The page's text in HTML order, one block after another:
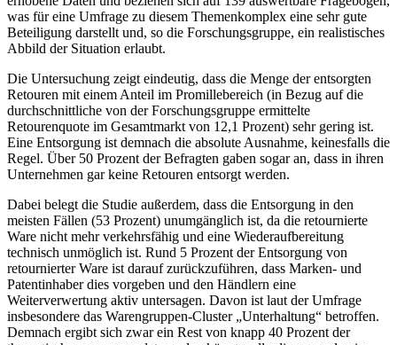
was für eine Umfrage zu diesem Themenkomplex eine sehr gute
Beteiligung darstellt und, so die Forschungsgruppe, ein realistisches
Abbild der Situation erlaubt.
Die Untersuchung zeigt eindeutig, dass die Menge der entsorgten
Retouren mit einem Anteil im Promillebereich (in Bezug auf die
durchschnittliche von der Forschungsgruppe ermittelte
Retourenquote im Gesamtmarkt von 12,1 Prozent) sehr gering ist.
Eine Entsorgung ist demnach die absolute Ausnahme, keinesfalls die
Regel. Über 50 Prozent der Befragten gaben sogar an, dass in ihren
Unternehmen gar keine Retouren entsorgt werden.
Dabei belegt die Studie außerdem, dass die Entsorgung in den
meisten Fällen (53 Prozent) unumgänglich ist, da die retournierte
Ware nicht mehr verkehrsfähig und eine Wiederaufbereitung
technisch unmöglich ist. Rund 5 Prozent der Entsorgung von
retournierter Ware ist darauf zurückzuführen, dass Marken- und
Patentinhaber dies vorgeben und den Händlern eine
Weiterverwertung aktiv untersagen. Davon ist laut der Umfrage
insbesondere das Warengruppen-Cluster „Unterhaltung“ betroffen.
Demnach ergibt sich zwar ein Rest von knapp 40 Prozent der